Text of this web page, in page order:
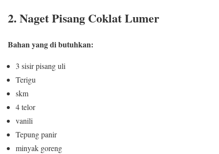
2. Naget Pisang Coklat Lumer
Bahan yang di butuhkan:
3 sisir pisang uli
Terigu
skm
4 telor
vanili
Tepung panir
minyak goreng